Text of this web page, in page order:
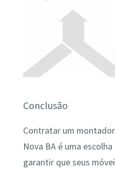
Conclusão
Contratar um
Nova BA é uma
garantir que seus